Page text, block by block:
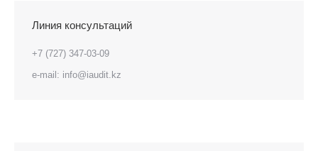
Линия консультаций
+7 (727) 347-03-09
e-mail: info@iaudit.kz